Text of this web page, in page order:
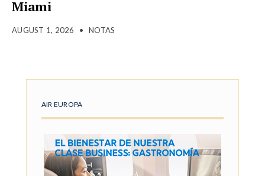
Miami
AUGUST 1, 2026 • NOTAS
AIR EUROPA